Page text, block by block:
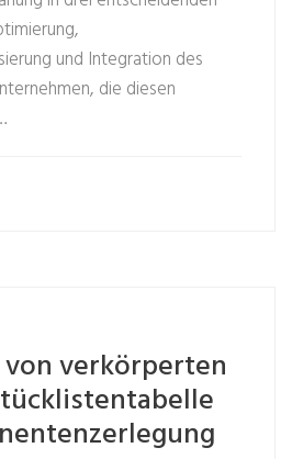
und Integration des
die diesen
verkörperten